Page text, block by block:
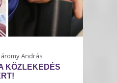
András
KÖZLEKEDÉS